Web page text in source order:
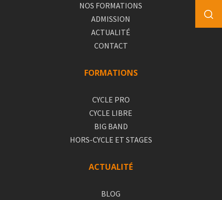
NOS FORMATIONS
ADMISSION
ACTUALITÉ
CONTACT
FORMATIONS
CYCLE PRO
CYCLE LIBRE
BIG BAND
HORS-CYCLE ET STAGES
ACTUALITÉ
BLOG